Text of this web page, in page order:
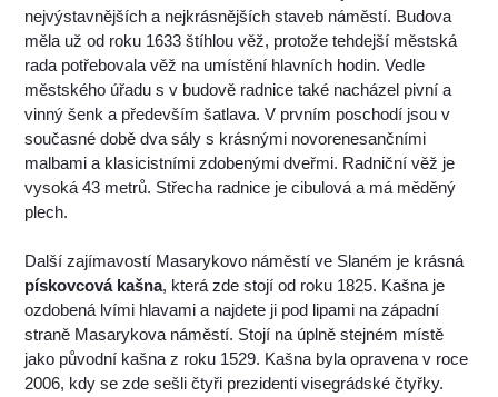
nejvýstavnějších a nejkrásnějších staveb náměstí. Budova
měla už od roku 1633 štíhlou věž, protože tehdejší městská
rada potřebovala věž na umístění hlavních hodin. Vedle
městského úřadu s v budově radnice také nacházel pivní a
vinný šenk a především šatlava. V prvním poschodí jsou v
současné době dva sály s krásnými novorenesančními
malbami a klasicistními zdobenými dveřmi. Radniční věž je
vysoká 43 metrů. Střecha radnice je cibulová a má měděný
plech.
Další zajímavostí Masarykovo náměstí ve Slaném je krásná
pískovcová kašna, která zde stojí od roku 1825. Kašna je
ozdobená lvími hlavami a najdete ji pod lipami na západní
straně Masarykova náměstí. Stojí na úplně stejném místě
jako původní kašna z roku 1529. Kašna byla opravena v roce
2006, kdy se zde sešli čtyři prezidenti visegrádské čtyřky.